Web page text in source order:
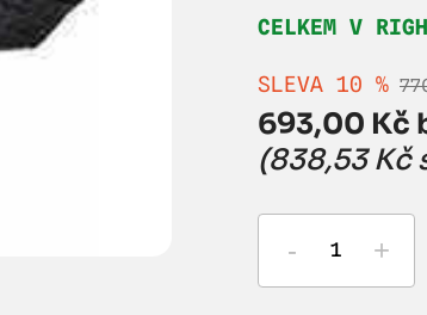
CELKEM V
SLEVA 10 %
693,00 Kč
(838,53 Kč
- +